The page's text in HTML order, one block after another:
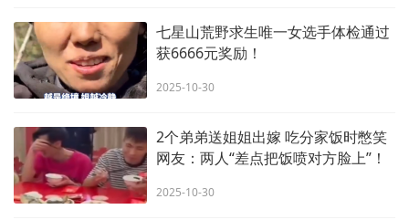
七星山荒野求生唯一女选手体检通过
获6666元奖励！
2025-10-30
2个弟弟送姐姐出嫁 吃分家饭时憋笑
网友：两人“差点把饭喷对方脸上”！
2025-10-30